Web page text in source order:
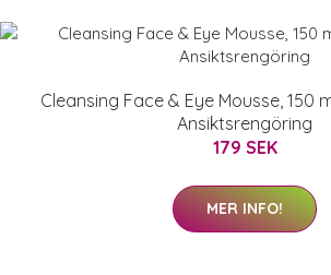
Cleansing Face & Eye Mousse, 150
Ansiktsrengöring
179 SEK
MER INFO!